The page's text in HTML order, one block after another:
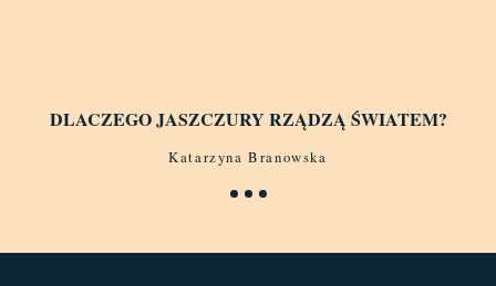
DLACZEGO JASZCZURY RZĄDZĄ ŚWIATEM?
Katarzyna Branowska